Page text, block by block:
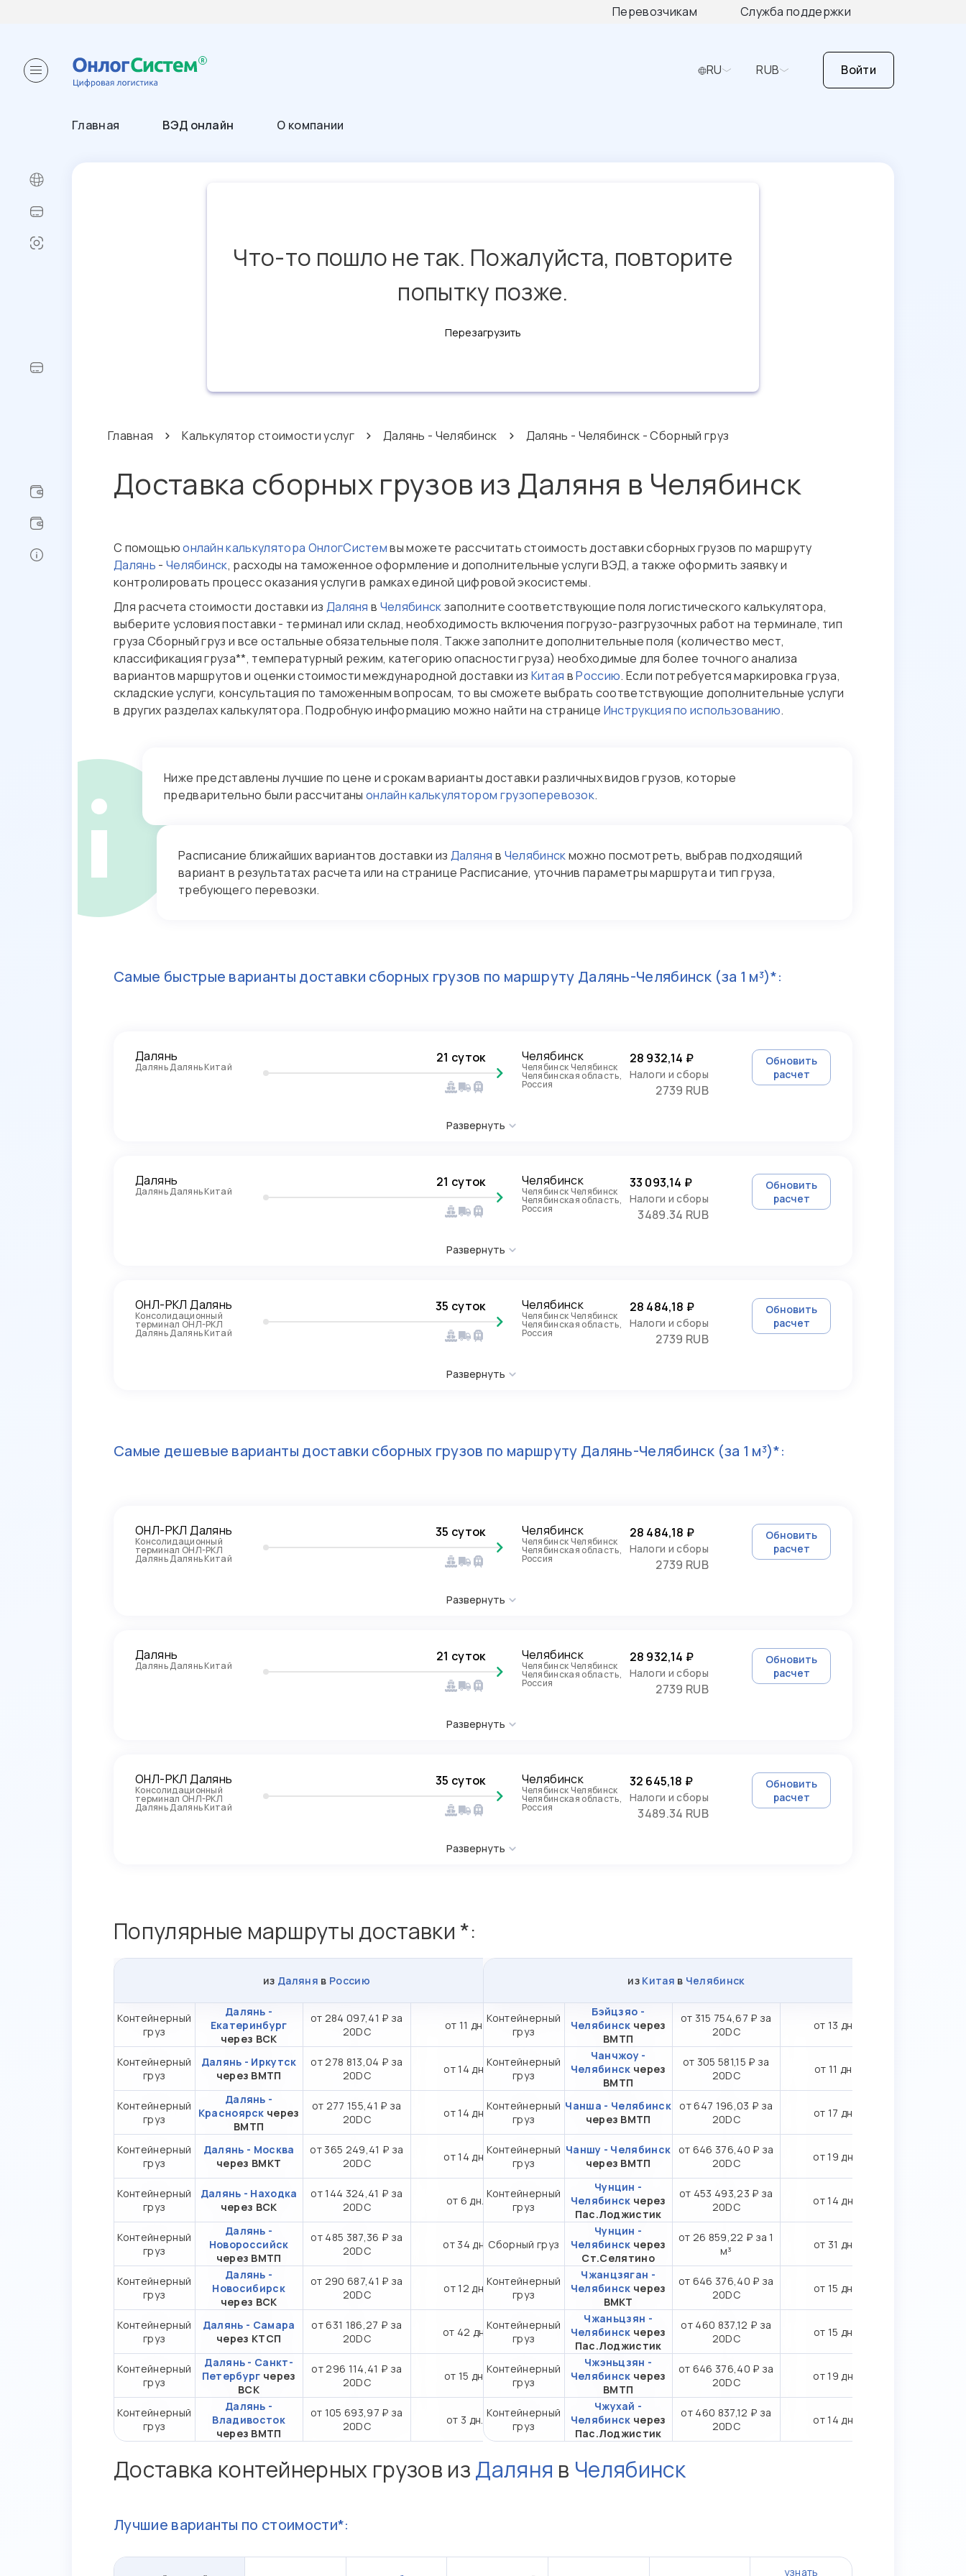
Перевозчикам Служба поддержки
RU RUB Войти
Главная ВЭД онлайн О компании
Что-то пошло не так. Пожалуйста, повторите
попытку позже.
Перезагрузить
Главная Калькулятор стоимости услуг Далянь - Челябинск Далянь - Челябинск - Сборный груз
Доставка сборных грузов из Даляня в Челябинск
С помощьюонлайн калькулятора ОнлогСистемвы можете рассчитать стоимость доставки сборных грузов по маршруту
Далянь - Челябинск, расходы на таможенное оформление и дополнительные услуги ВЭД, а также оформить заявку и
контролировать процесс оказания услуги в рамках единой цифровой экосистемы.
Для расчета стоимости доставки из Даляня в Челябинскзаполните соответствующие поля логистического калькулятора,
выберите условия поставки - терминал или склад, необходимость включения погрузо-разгрузочных работ на терминале, тип
груза Сборный груз и все остальные обязательные поля. Также заполните дополнительные поля (количество мест,
классификация груза**, температурный режим, категорию опасности груза) необходимые для более точного анализа
вариантов маршрутов и оценки стоимости международной доставки из Китая вРоссию. Если потребуется маркировка груза,
складские услуги, консультация по таможенным вопросам, то вы сможете выбрать соответствующие дополнительные услуги
в других разделах калькулятора. Подробную информацию можно найти на странице Инструкция по использованию.
Ниже представлены лучшие по цене и срокам варианты доставки различных видов грузов, которые
предварительно были рассчитаны онлайн калькулятором грузоперевозок.
Расписание ближайших вариантов доставки из Даляня в Челябинскможно посмотреть, выбрав подходящий
вариант в результатах расчета или на странице Расписание, уточнив параметры маршрута и тип груза,
требующего перевозки.
Самые быстрые варианты доставки сборных грузов по маршруту Далянь-Челябинск (за 1 м³)*:
Далянь
Далянь Далянь Китай
21 суток Челябинск
Челябинск Челябинск
Челябинская область,
Россия
28 932,14 ₽
Налоги и сборы
2739 RUB
Обновить
расчет
Развернуть
Далянь
Далянь Далянь Китай
21 суток Челябинск
Челябинск Челябинск
Челябинская область,
Россия
33 093,14 ₽
Налоги и сборы
3489.34 RUB
Обновить
расчет
Развернуть
ОНЛ-РКЛ Далянь
Консолидационный
терминал ОНЛ-РКЛ
Далянь Далянь Китай
35 суток Челябинск
Челябинск Челябинск
Челябинская область,
Россия
28 484,18 ₽
Налоги и сборы
2739 RUB
Обновить
расчет
Развернуть
Самые дешевые варианты доставки сборных грузов по маршруту Далянь-Челябинск (за 1 м³)*:
ОНЛ-РКЛ Далянь
Консолидационный
терминал ОНЛ-РКЛ
Далянь Далянь Китай
35 суток Челябинск
Челябинск Челябинск
Челябинская область,
Россия
28 484,18 ₽
Налоги и сборы
2739 RUB
Обновить
расчет
Развернуть
Далянь
Далянь Далянь Китай
21 суток Челябинск
Челябинск Челябинск
Челябинская область,
Россия
28 932,14 ₽
Налоги и сборы
2739 RUB
Обновить
расчет
Развернуть
ОНЛ-РКЛ Далянь
Консолидационный
терминал ОНЛ-РКЛ
Далянь Далянь Китай
35 суток Челябинск
Челябинск Челябинск
Челябинская область,
Россия
32 645,18 ₽
Налоги и сборы
3489.34 RUB
Обновить
расчет
Развернуть
Популярные маршруты доставки *:
из Даляня в Россию
Контейнерный
груз
Далянь -
Екатеринбург
через ВСК
от 284 097,41 ₽ за
20DC
от 11 дн.
Контейнерный
груз
Далянь - Иркутск
через ВМТП
от 278 813,04 ₽ за
20DC
от 14 дн.
Контейнерный
груз
Далянь -
Красноярск через
ВМТП
от 277 155,41 ₽ за
20DC
от 14 дн.
Контейнерный
груз
Далянь - Москва
через ВМКТ
от 365 249,41 ₽ за
20DC
от 14 дн.
Контейнерный
груз
Далянь - Находка
через ВСК
от 144 324,41 ₽ за
20DC
от 6 дн.
Контейнерный
груз
Далянь -
Новороссийск
через ВМТП
от 485 387,36 ₽ за
20DC
от 34 дн.
Контейнерный
груз
Далянь -
Новосибирск
через ВСК
от 290 687,41 ₽ за
20DC
от 12 дн.
Контейнерный
груз
Далянь - Самара
через КТСП
от 631 186,27 ₽ за
20DC
от 42 дн.
Контейнерный
груз
Далянь - Санкт-
Петербург через
ВСК
от 296 114,41 ₽ за
20DC
от 15 дн.
Контейнерный
груз
Далянь -
Владивосток
через ВМТП
от 105 693,97 ₽ за
20DC
от 3 дн.
из Китая в Челябинск
Контейнерный
груз
Бэйцзяо -
Челябинск через
ВМТП
от 315 754,67 ₽ за
20DC
от 13 дн.
Контейнерный
груз
Чанчжоу -
Челябинск через
ВМТП
от 305 581,15 ₽ за
20DC
от 11 дн.
Контейнерный
груз
Чанша - Челябинск
через ВМТП
от 647 196,03 ₽ за
20DC
от 17 дн.
Контейнерный
груз
Чаншу - Челябинск
через ВМТП
от 646 376,40 ₽ за
20DC
от 19 дн.
Контейнерный
груз
Чунцин -
Челябинск через
Пас.Лоджистик
от 453 493,23 ₽ за
20DC
от 14 дн.
Сборный груз
Чунцин -
Челябинск через
Ст.Селятино
от 26 859,22 ₽ за 1
м³
от 31 дн.
Контейнерный
груз
Чжанцзяган -
Челябинск через
ВМКТ
от 646 376,40 ₽ за
20DC
от 15 дн.
Контейнерный
груз
Чжаньцзян -
Челябинск через
Пас.Лоджистик
от 460 837,12 ₽ за
20DC
от 15 дн.
Контейнерный
груз
Чжэньцзян -
Челябинск через
ВМТП
от 646 376,40 ₽ за
20DC
от 19 дн.
Контейнерный
груз
Чжухай -
Челябинск через
Пас.Лоджистик
от 460 837,12 ₽ за
20DC
от 14 дн.
Доставка контейнерных грузов изДаляня в Челябинск
Лучшие варианты по стоимости*:
узнать